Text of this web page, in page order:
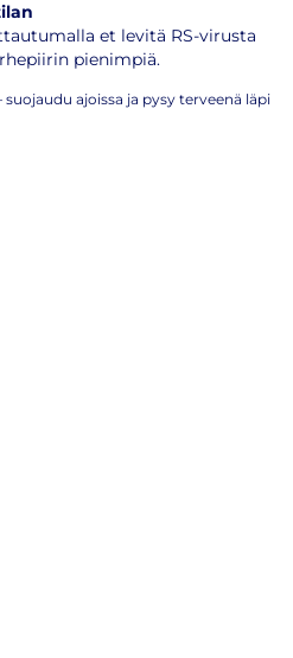
et levitä RS-virusta
pienimpiä.
ajoissa ja pysy terveenä läpi